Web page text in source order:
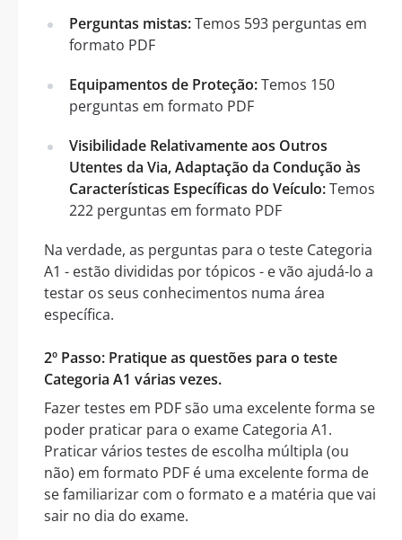
Perguntas mistas:Temos 593 perguntas em
formato PDF
Equipamentos de Proteção:Temos 150
perguntas em formato PDF
Visibilidade Relativamente aos Outros
Utentes da Via, Adaptação da Condução às
Características Específicas do Veículo:Temos
222 perguntas em formato PDF
Na verdade, as perguntas para o teste Categoria
A1 - estão divididas por tópicos - e vão ajudá-lo a
testar os seus conhecimentos numa área
específica.
2º Passo: Pratique as questões para o teste
Categoria A1 várias vezes.
Fazer testes em PDF são uma excelente forma se
poder praticar para o exame Categoria A1.
Praticar vários testes de escolha múltipla (ou
não) em formato PDF é uma excelente forma de
se familiarizar com o formato e a matéria que vai
sair no dia do exame.